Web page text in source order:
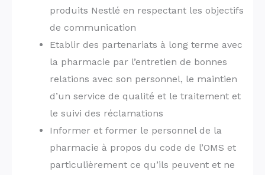
produits Nestlé en respectant les objectifs
de communication
Etablir des partenariats à long terme avec
la pharmacie par l’entretien de bonnes
relations avec son personnel, le maintien
d’un service de qualité et le traitement et
le suivi des réclamations
Informer et former le personnel de la
pharmacie à propos du code de l’OMS et
particulièrement ce qu’ils peuvent et ne